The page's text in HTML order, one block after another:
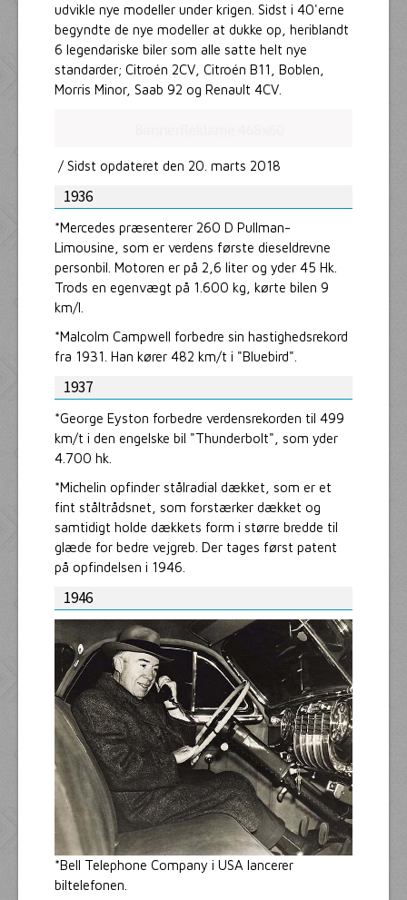
udvikle nye modeller under krigen. Sidst i 40'erne
begyndte de nye modeller at dukke op, heriblandt
6 legendariske biler som alle satte helt nye
standarder; Citroén 2CV, Citroén B11, Boblen,
Morris Minor, Saab 92 og Renault 4CV.
/ Sidst opdateret den 20. marts 2018
1936
*Mercedes præsenterer 260 D Pullman-
Limousine, som er verdens første dieseldrevne
personbil. Motoren er på 2,6 liter og yder 45 Hk.
Trods en egenvægt på 1.600 kg, kørte bilen 9
km/l.
*Malcolm Campwell forbedre sin hastighedsrekord
fra 1931. Han kører 482 km/t i "Bluebird".
1937
*George Eyston forbedre verdensrekorden til 499
km/t i den engelske bil "Thunderbolt", som yder
4.700 hk.
*Michelin opfinder stålradial dækket, som er et
fint ståltrådsnet, som forstærker dækket og
samtidigt holde dækkets form i større bredde til
glæde for bedre vejgreb. Der tages først patent
på opfindelsen i 1946.
1946
*Bell Telephone Company i USA lancerer
biltelefonen.